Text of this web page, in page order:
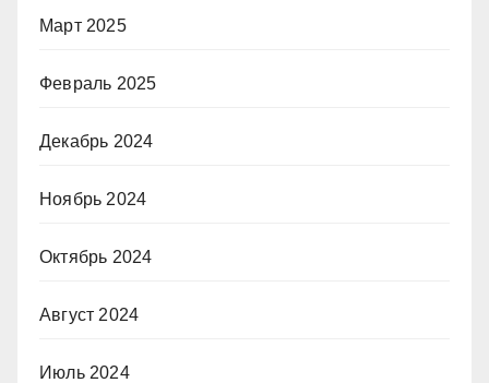
Март 2025
Февраль 2025
Декабрь 2024
Ноябрь 2024
Октябрь 2024
Август 2024
Июль 2024